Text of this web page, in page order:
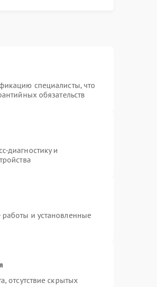
специалисты, что
обязательств
диагностику и
и установленные
отсутствие скрытых